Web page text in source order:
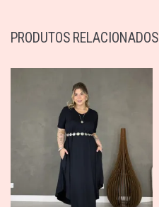
PRODUTOS RELACIONADOS